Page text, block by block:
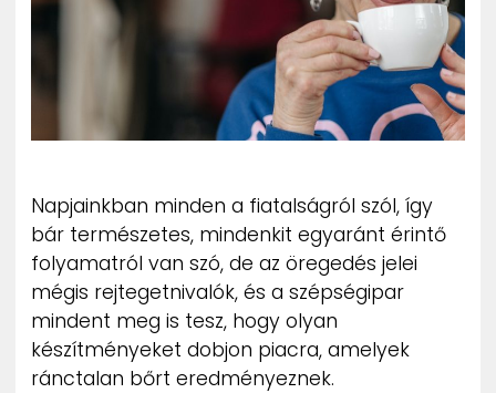
IMPRESSZUM
PR-ARCHÍVUM
ADATKEZELÉSI TÁJÉKOZTATÓ
Napjainkban minden a fiatalságról szól, így
bár természetes, mindenkit egyaránt érintő
folyamatról van szó, de az öregedés jelei
mégis rejtegetnivalók, és a szépségipar
mindent meg is tesz, hogy olyan
készítményeket dobjon piacra, amelyek
ránctalan bőrt eredményeznek.